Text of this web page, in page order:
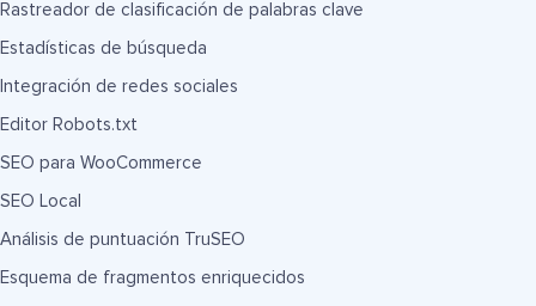
Rastreador de clasificación de palabras clave
Estadísticas de búsqueda
Integración de redes sociales
Editor Robots.txt
SEO para WooCommerce
SEO Local
Análisis de puntuación TruSEO
Esquema de fragmentos enriquecidos